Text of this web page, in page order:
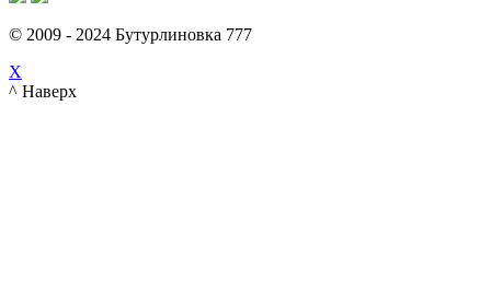
© 2009 - 2024 Бутурлиновка 777
X
^ Наверх